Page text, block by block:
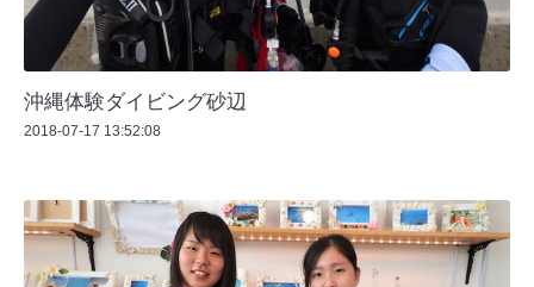
沖縄体験ダイビング砂辺
2018-07-17 13:52:08